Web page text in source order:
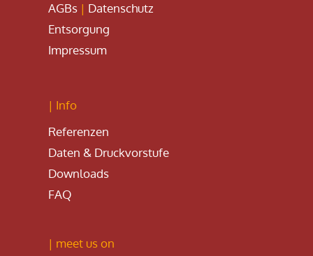
AGBs | Datenschutz
Entsorgung
Impressum
| Info
Referenzen
Daten & Druckvorstufe
Downloads
FAQ
| meet us on